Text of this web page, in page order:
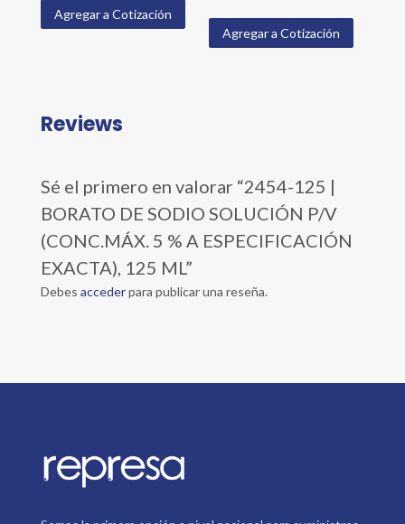
Agregar a Cotización
Agregar a Cotización
Reviews
Sé el primero en valorar “2454-125 |
BORATO DE SODIO SOLUCIÓN P/V
(CONC.MÁX. 5 % A ESPECIFICACIÓN
EXACTA), 125 ML”
Debes accederpara publicar una reseña.